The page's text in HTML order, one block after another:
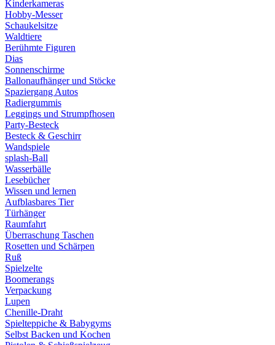
Kinderkameras
Hobby-Messer
Schaukelsitze
Waldtiere
Berühmte Figuren
Dias
Sonnenschirme
Ballonaufhänger und Stöcke
Spaziergang Autos
Radiergummis
Leggings und Strumpfhosen
Party-Besteck
Besteck & Geschirr
Wandspiele
splash-Ball
Wasserbälle
Lesebücher
Wissen und lernen
Aufblasbares Tier
Türhänger
Raumfahrt
Überraschung Taschen
Rosetten und Schärpen
Ruß
Spielzelte
Boomerangs
Verpackung
Lupen
Chenille-Draht
Spielteppiche & Babygyms
Selbst Backen und Kochen